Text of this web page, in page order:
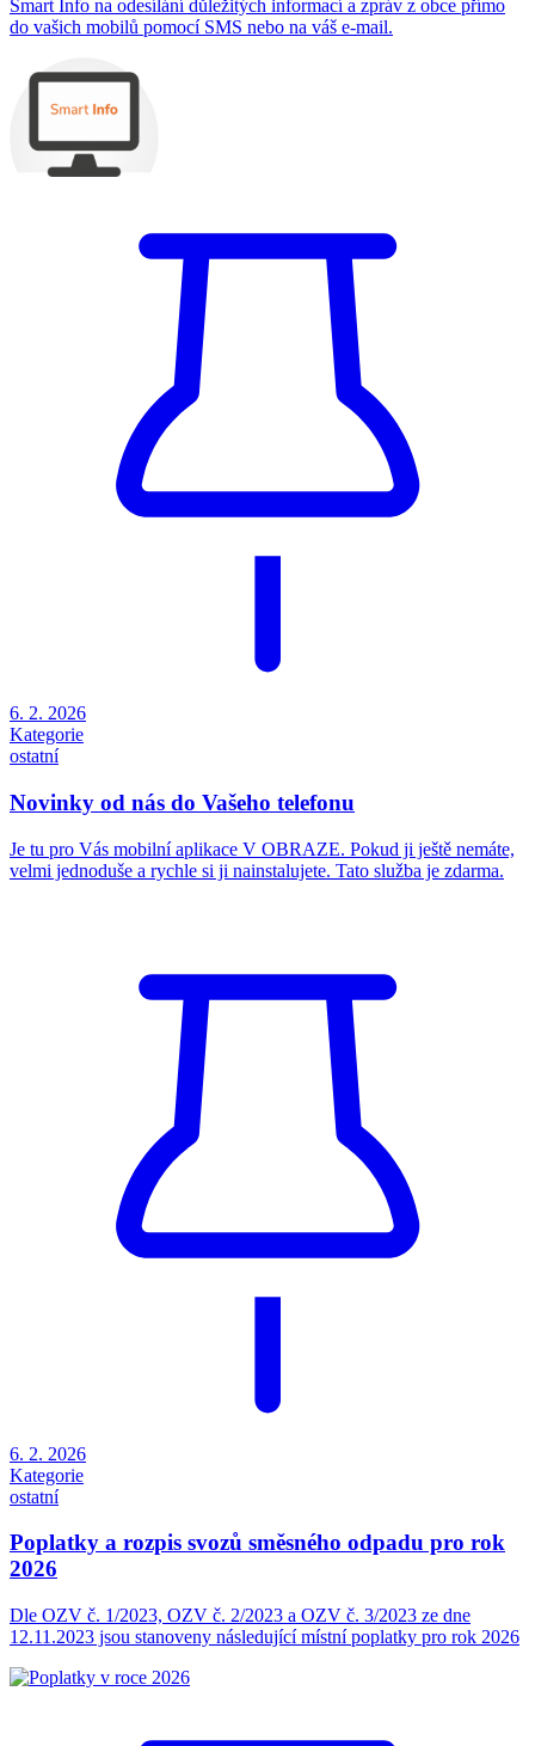
Smart Info na odesílání důležitých informací a zpráv z obce přímo
do vašich mobilů pomocí SMS nebo na váš e-mail.
6. 2. 2026
Kategorie
ostatní
Novinky od nás do Vašeho telefonu
Je tu pro Vás mobilní aplikace V OBRAZE. Pokud ji ještě nemáte,
velmi jednoduše a rychle si ji nainstalujete. Tato služba je zdarma.
6. 2. 2026
Kategorie
ostatní
Poplatky a rozpis svozů směsného odpadu pro rok
2026
Dle OZV č. 1/2023, OZV č. 2/2023 a OZV č. 3/2023 ze dne
12.11.2023 jsou stanoveny následující místní poplatky pro rok 2026